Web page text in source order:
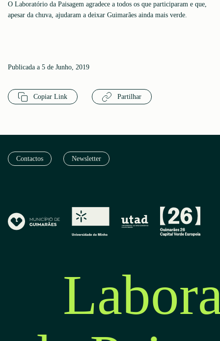
O Laboratório da Paisagem agradece a todos os que participaram e que,
apesar da chuva, ajudaram a deixar Guimarães ainda mais verde.
Publicada a 5 de Junho, 2019
Copiar Link Partilhar
Contactos Newsletter